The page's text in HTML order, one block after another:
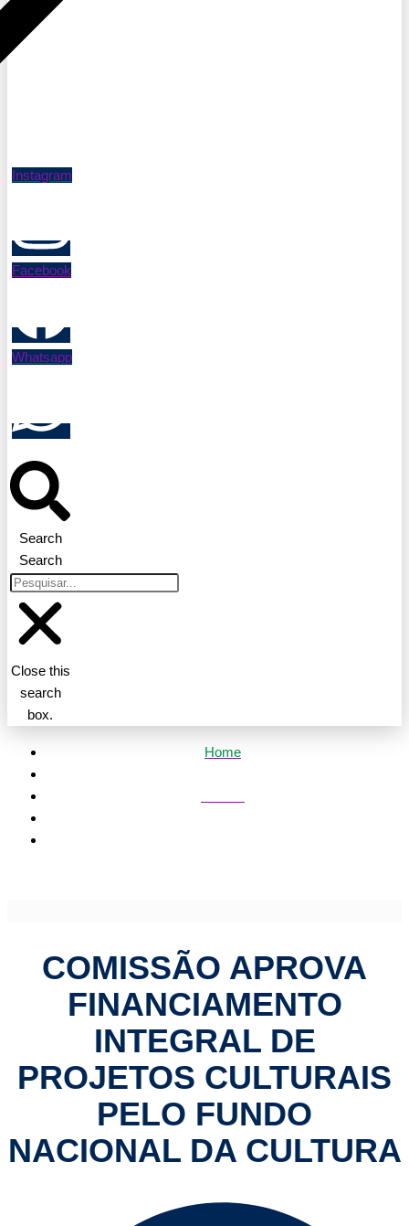
Instagram
Facebook
Whatsapp
Search
Search
Close this
search
box.
Home
COMISSÃO APROVA
FINANCIAMENTO
INTEGRAL DE
PROJETOS CULTURAIS
PELO FUNDO
NACIONAL DA CULTURA